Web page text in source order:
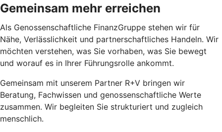
Gemeinsam mehr erreichen
Als Genossenschaftliche FinanzGruppe stehen wir für
Nähe, Verlässlichkeit und partnerschaftliches Handeln. Wir
möchten verstehen, was Sie vorhaben, was Sie bewegt
und worauf es in Ihrer Führungsrolle ankommt.
Gemeinsam mit unserem Partner R+V bringen wir
Beratung, Fachwissen und genossenschaftliche Werte
zusammen. Wir begleiten Sie strukturiert und zugleich
menschlich.